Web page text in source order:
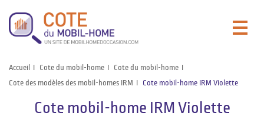
Accueil Cote du mobil-home
Cote du mobil-home
Cote des modèles des mobil-homes IRM
Cote mobil-home IRM Violette
Cote mobil-home IRM Violette